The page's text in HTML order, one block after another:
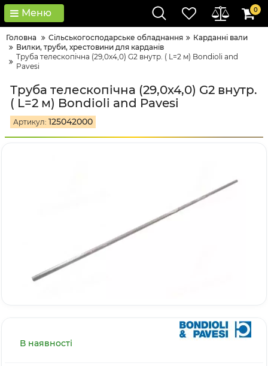
Меню 0
Головна Сільськогосподарське обладнання
Карданні вали
Вилки, труби, хрестовини для карданів
Труба телескопічна (29,0x4,0) G2 внутр. ( L=2 м) Bondioli and
Pavesi
Труба телескопічна (29,0x4,0) G2 внутр.
( L=2 м) Bondioli and Pavesi
Артикул: 125042000
В наявності